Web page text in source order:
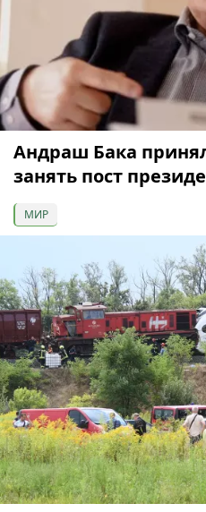
Андраш Бака
занять пост
МИР